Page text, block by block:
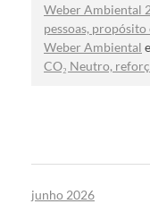
Weber Ambiental
pessoas,
Weber Ambiental
CO₂ Neutro,
junho 2026